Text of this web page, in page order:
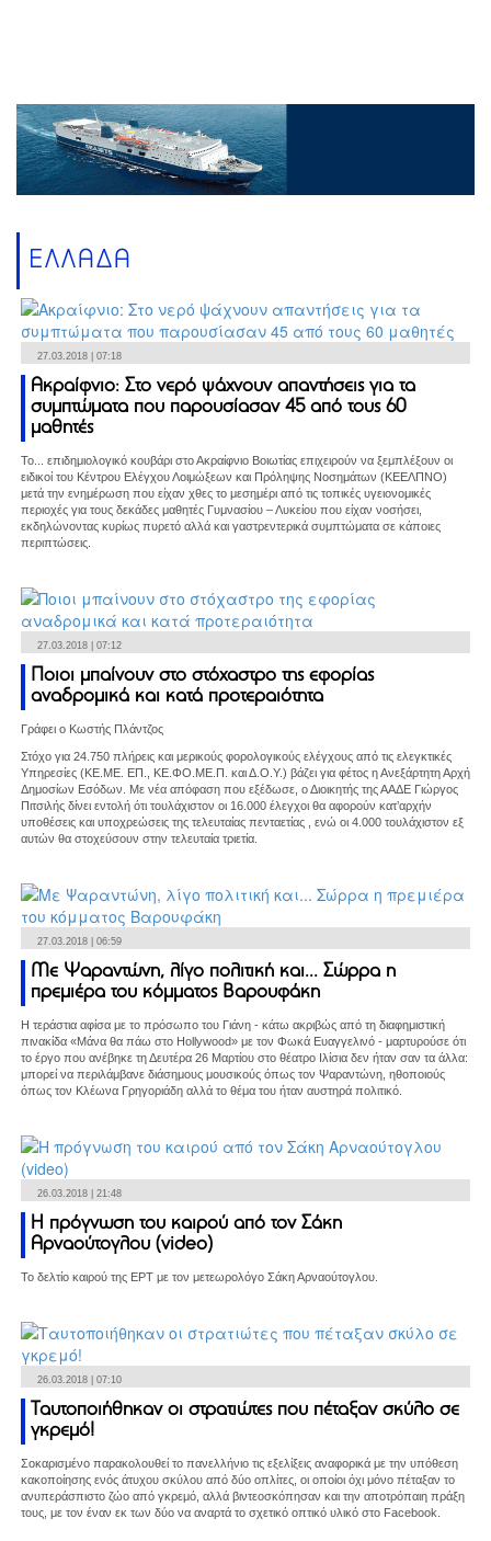
ΕΛΛΑΔΑ
27.03.2018 | 07:18
Ακραίφνιο: Στο νερό ψάχνουν απαντήσεις για τα
συμπτώματα που παρουσίασαν 45 από τους 60
μαθητές
Το... επιδημιολογικό κουβάρι στο Ακραίφνιο Βοιωτίας επιχειρούν να ξεμπλέξουν οι
ειδικοί του Κέντρου Ελέγχου Λοιμώξεων και Πρόληψης Νοσημάτων (ΚΕΕΛΠΝΟ)
μετά την ενημέρωση που είχαν χθες το μεσημέρι από τις τοπικές υγειονομικές
περιοχές για τους δεκάδες μαθητές Γυμνασίου – Λυκείου που είχαν νοσήσει,
εκδηλώνοντας κυρίως πυρετό αλλά και γαστρεντερικά συμπτώματα σε κάποιες
περιπτώσεις.
27.03.2018 | 07:12
Ποιοι μπαίνουν στο στόχαστρο της εφορίας
αναδρομικά και κατά προτεραιότητα
Γράφει ο Κωστής Πλάντζος
Στόχο για 24.750 πλήρεις και μερικούς φορολογικούς ελέγχους από τις ελεγκτικές
Υπηρεσίες (ΚΕ.ΜΕ. ΕΠ., ΚΕ.ΦΟ.ΜΕ.Π. και Δ.Ο.Υ.) βάζει για φέτος η Ανεξάρτητη Αρχή
Δημοσίων Εσόδων. Με νέα απόφαση που εξέδωσε, ο Διοικητής της ΑΑΔΕ Γιώργος
Πιτσιλής δίνει εντολή ότι τουλάχιστον οι 16.000 έλεγχοι θα αφορούν κατ’αρχήν
υποθέσεις και υποχρεώσεις της τελευταίας πενταετίας , ενώ οι 4.000 τουλάχιστον εξ
αυτών θα στοχεύσουν στην τελευταία τριετία.
27.03.2018 | 06:59
Με Ψαραντώνη, λίγο πολιτική και... Σώρρα η
πρεμιέρα του κόμματος Βαρουφάκη
Η τεράστια αφίσα με το πρόσωπο του Γιάνη - κάτω ακριβώς από τη διαφημιστική
πινακίδα «Μάνα θα πάω στο Hollywood» με τον Φωκά Ευαγγελινό - μαρτυρούσε ότι
το έργο που ανέβηκε τη Δευτέρα 26 Μαρτίου στο θέατρο Ιλίσια δεν ήταν σαν τα άλλα:
μπορεί να περιλάμβανε διάσημους μουσικούς όπως τον Ψαραντώνη, ηθοποιούς
όπως τον Κλέωνα Γρηγοριάδη αλλά το θέμα του ήταν αυστηρά πολιτικό.
26.03.2018 | 21:48
Η πρόγνωση του καιρού από τον Σάκη
Αρναούτογλου (video)
Το δελτίο καιρού της ΕΡΤ με τον μετεωρολόγο Σάκη Αρναούτογλου.
26.03.2018 | 07:10
Ταυτοποιήθηκαν οι στρατιώτες που πέταξαν σκύλο σε
γκρεμό!
Σοκαρισμένο παρακολουθεί το πανελλήνιο τις εξελίξεις αναφορικά με την υπόθεση
κακοποίησης ενός άτυχου σκύλου από δύο οπλίτες, οι οποίοι όχι μόνο πέταξαν το
ανυπεράσπιστο ζώο από γκρεμό, αλλά βιντεοσκόπησαν και την αποτρόπαιη πράξη
τους, με τον έναν εκ των δύο να αναρτά το σχετικό οπτικό υλικό στο Facebook.